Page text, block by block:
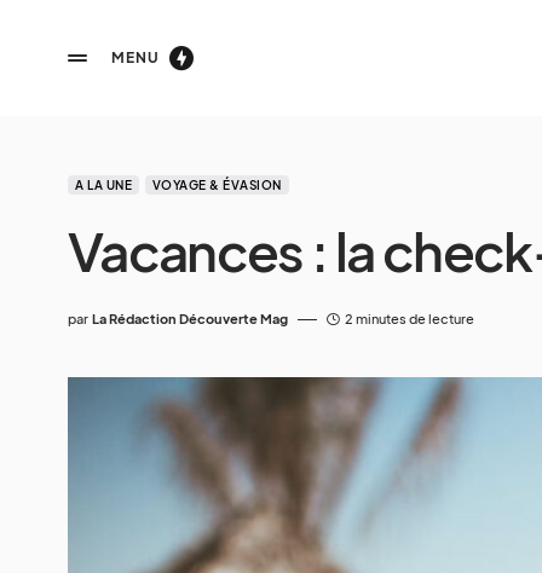
MENU
A LA UNE VOYAGE & ÉVASION
Vacances : la
par La Rédaction Découverte Mag 2 minutes de lecture